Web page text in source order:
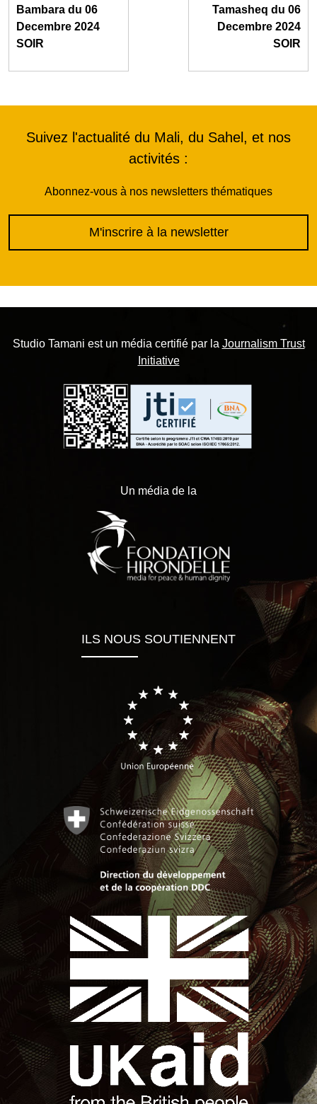
Bambara du 06
Decembre 2024
SOIR
Tamasheq du 06
Decembre 2024
SOIR
Suivez l'actualité du Mali, du Sahel, et nos
activités :
Abonnez-vous à nos newsletters thématiques
M'inscrire à la newsletter
Studio Tamani est un média certifié par la Journalism Trust
Initiative
Un média de la
ILS NOUS SOUTIENNENT